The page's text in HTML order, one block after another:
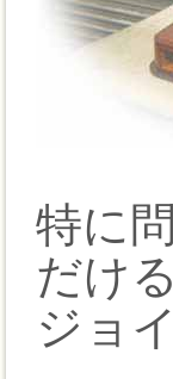
特に
だけ
ジョ